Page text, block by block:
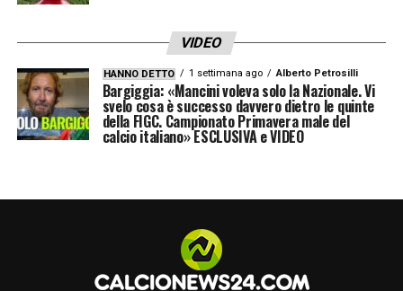
LA PLAYLIST DELLE NOSTRE TOP NEWS
VIDEO
HANNO DETTO 1 settimana ago Alberto Petrosilli
Bargiggia: «Mancini voleva solo la Nazionale. Vi
svelo cosa è successo davvero dietro le quinte
della FIGC. Campionato Primavera male del
calcio italiano» ESCLUSIVA e VIDEO